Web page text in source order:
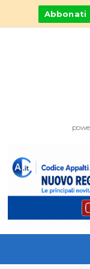
Abbonati